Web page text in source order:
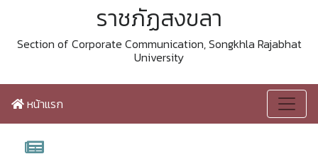
ราชภัฏสงขลา
Section of Corporate Communication, Songkhla Rajabhat
University
หน้าแรก